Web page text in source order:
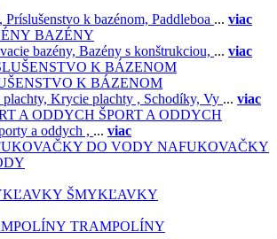
Príslušenstvo k bazénom, Paddleboa ... viac
BAZÉNY
bazény, Bazény s konštrukciou, ... viac
K BÁZENOM
plachty, Krycie plachty , Schodíky, Vy ... viac
ŠPORT A ODDYCH
a oddych , ... viac
NAFUKOVAČKY
ŠMYKĽAVKY
TRAMPOLÍNY